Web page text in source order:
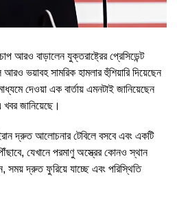
আরও বাড়ালেন যুক্তরাষ্ট্রের প্রেসিডেন্ট
ভয়াবহ সামরিক হামলার হুঁশিয়ারি দিয়েছেন
দেওয়া এক বার্তায় এমনটাই জানিয়েছেন
খবর জানিয়েছে।
দ্রুত আলোচনার টেবিলে বসবে এবং একটি
যেখানে পরমাণু অস্ত্রের কোনও স্থান
সময় দ্রুত ফুরিয়ে যাচ্ছে এবং পরিস্থিতি